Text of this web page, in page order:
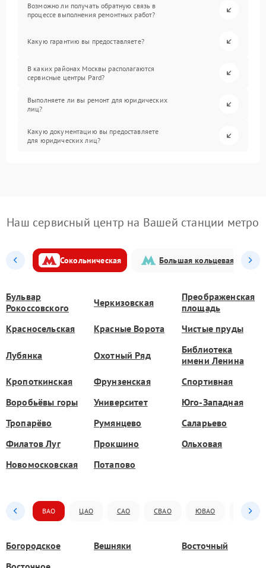
Возможно ли получать обратную связь в
процессе выполнения ремонтных работ?
Какую гарантию вы предоставляете?
В каких районах Москвы располагаются
сервисные центры Pard?
Выполняете ли вы ремонт для юридических
лиц?
Какую документацию вы предоставляете
для юридических лиц?
Наш сервисный центр на Вашей станции метро
Сокольническая Большая кольцевая
Бульвар
Рокоссовского
Черкизовская
Преображенская
площадь
Красносельская
Красные Ворота Чистые пруды
Лубянка Охотный Ряд
Библиотека
имени Ленина
Кропоткинская
Фрунзенская
Спортивная
Воробьёвы горы
Университет
Юго-Западная
Тропарёво
Румянцево
Саларьево
Филатов Луг
Прокшино
Ольховая
Новомосковская
Потапово
ВАО ЦАО САО СВАО ЮВАО ЮАО
Богородское Вешняки
Восточный